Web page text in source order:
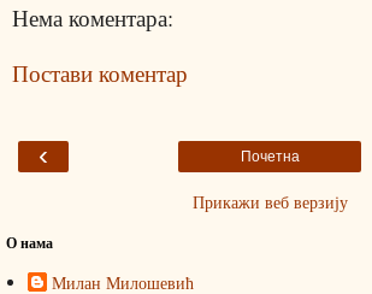
Нема коментара:
Постави коментар
‹ Почетна
Прикажи веб верзију
О нама
Милан Милошевић